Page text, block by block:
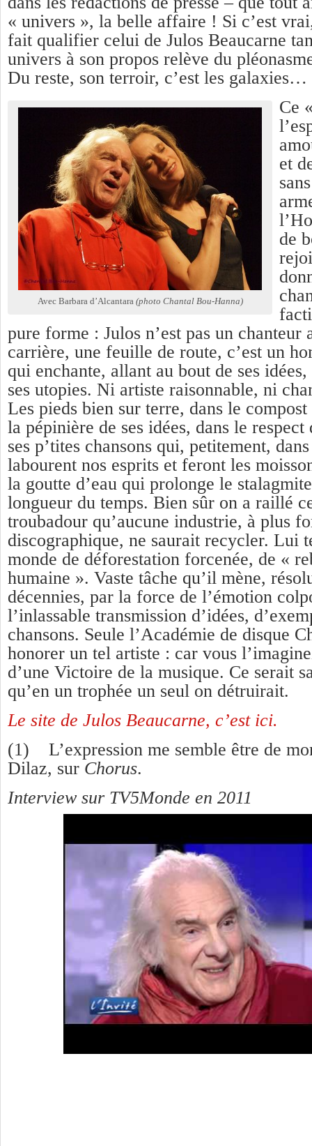
« univers », la belle affaire ! Si c’est
fait qualifier celui de Julos Beaucarne
univers à son propos relève du
Du reste, son terroir, c’est les
Avec Barbara d’Alcantara (photo Chantal Bou-Hanna)
Ce
et
de
pure forme : Julos n’est pas un chanteur
carrière, une feuille de route, c’est un
qui enchante, allant au bout de ses idées,
ses utopies. Ni artiste raisonnable, ni
Les pieds bien sur terre, dans le compost
la pépinière de ses idées, dans le
ses p’tites chansons qui, petitement,
labourent nos esprits et feront les
la goutte d’eau qui prolonge le
longueur du temps. Bien sûr on a raillé
troubadour qu’aucune industrie, à plus
discographique, ne saurait recycler. Lui
monde de déforestation forcenée, de «
humaine ». Vaste tâche qu’il mène,
décennies, par la force de l’émotion
l’inlassable transmission d’idées,
chansons. Seule l’Académie de disque
honorer un tel artiste : car vous
d’une Victoire de la musique. Ce serait
qu’en un trophée un seul on détruirait.
Le site de Julos Beaucarne, c’est ici.
(1) L’expression me semble être de
Dilaz, sur Chorus.
Interview sur TV5Monde en 2011